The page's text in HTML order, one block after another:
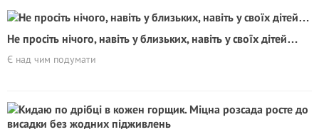
Не просіть нічого, навіть у близьких, навіть у своїх дітей…
Є над чим подумати